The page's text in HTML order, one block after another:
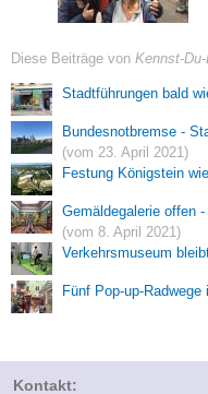
Diese Beiträge von Kennst-
Stadtführungen bald
Bundesnotbremse -
(vom 23. April 2021)
Festung Königstein
Gemäldegalerie offen
(vom 8. April 2021)
Verkehrsmuseum
Fünf Pop-up-Radwege
Kontakt: